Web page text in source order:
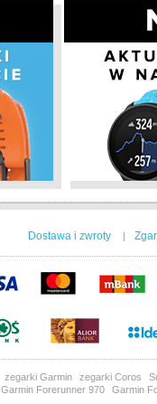
Dostawa i zwroty |
zegarki Garmin zegarki Coros
Garmin Forerunner 970 Garmin